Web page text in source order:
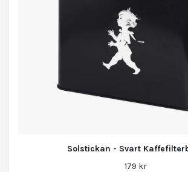
Solstickan - Svart
179 kr